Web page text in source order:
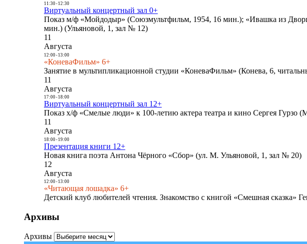
11:30- 12:30
Виртуальный концертный зал 0+
Показ м/ф «Мойдодыр» (Союзмультфильм, 1954, 16 мин.); «Ивашка из
мин.) (Ульяновой, 1, зал № 12)
11
Августа
12:00- 13:00
«КоневаФильм» 6+
Занятие в мультипликационной студии «КоневаФильм» (Конева, 6,
11
Августа
17:00- 18:00
Виртуальный концертный зал 12+
Показ х/ф «Смелые люди» к 100-летию актера театра и кино Сергея
11
Августа
18:00- 19:00
Презентация книги 12+
Новая книга поэта Антона Чёрного «Сбор» (ул. М. Ульяновой, 1, зал № 20)
12
Августа
12:00- 13:00
«Читающая лошадка» 6+
Детский клуб любителей чтения. Знакомство с книгой «Смешная сказка»
Архивы
Архивы